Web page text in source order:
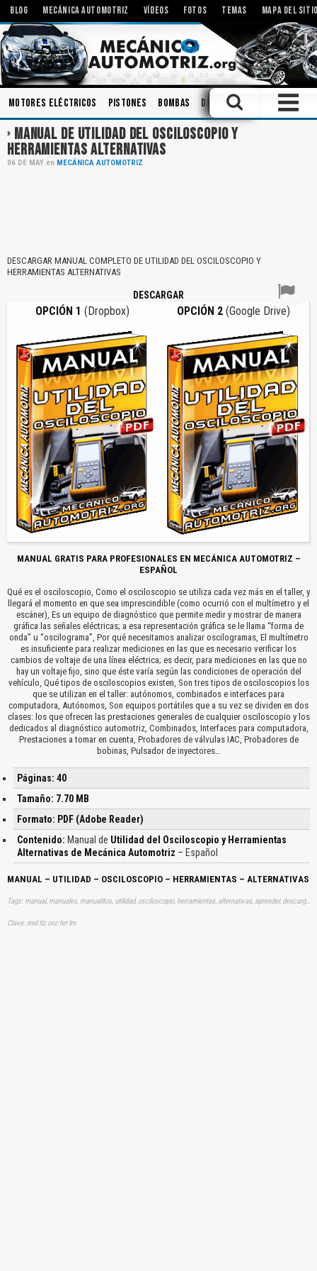
BLOG MECÁNICA AUTOMOTRIZ VÍDEOS FOTOS TEMAS MAPA DEL
Motores Eléctricos Pistones Bombas Diagnóstico Ingeniería
MANUAL DE UTILIDAD DEL OSCILOSCOPIO Y
HERRAMIENTAS ALTERNATIVAS
06 DE MAY en MECÁNICA AUTOMOTRIZ
DESCARGAR MANUAL COMPLETO DE UTILIDAD DEL OSCILOSCOPIO Y
HERRAMIENTAS ALTERNATIVAS
DESCARGAR
OPCIÓN 1 (Dropbox) OPCIÓN 2 (Google Drive)
MANUAL GRATIS PARA PROFESIONALES EN MECÁNICA AUTOMOTRIZ –
ESPAÑOL
Qué es el osciloscopio, Como el osciloscopio se utiliza cada vez más en el taller, y
llegará el momento en que sea imprescindible (como ocurrió con el multímetro y el
escáner), Es un equipo de diagnóstico que permite medir y mostrar de manera
gráfica las señales eléctricas; a esa representación gráfica se le llama “forma de
onda” u “oscilograma”, Por qué necesitamos analizar oscilogramas, El multímetro
es insuficiente para realizar mediciones en las que es necesario verificar los
cambios de voltaje de una línea eléctrica; es decir, para mediciones en las que no
hay un voltaje fijo, sino que éste varía según las condiciones de operación del
vehículo, Qué tipos de osciloscopios existen, Son tres tipos de osciloscopios los
que se utilizan en el taller: autónomos, combinados e interfaces para
computadora, Autónomos, Son equipos portátiles que a su vez se dividen en dos
clases: los que ofrecen las prestaciones generales de cualquier osciloscopio y los
dedicados al diagnóstico automotriz, Combinados, Interfaces para computadora,
Prestaciones a tomar en cuenta, Probadores de válvulas IAC, Probadores de
bobinas, Pulsador de inyectores…
Páginas: 40
Tamaño: 7.70 MB
Formato: PDF (Adobe Reader)
Contenido: Manual de Utilidad del Osciloscopio y Herramientas
Alternativas de Mecánica Automotriz – Español
MANUAL – UTILIDAD – OSCILOSCOPIO – HERRAMIENTAS – ALTERNATIVAS
Tags: manual, manuales, manualitos, utilidad, osciloscopio, herramientas, alternativas, aprender, descargas
Clave: mnl tlz osc hrr lrn